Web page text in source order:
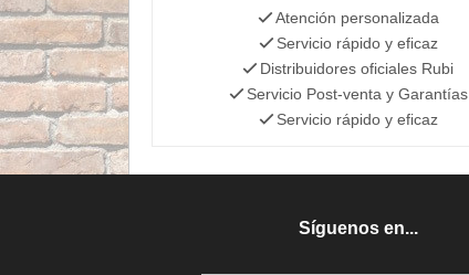
Atención personalizada
Servicio rápido y eficaz
Distribuidores oficiales Rubi
Servicio Post-venta y Garantías
Servicio rápido y eficaz
Síguenos en...